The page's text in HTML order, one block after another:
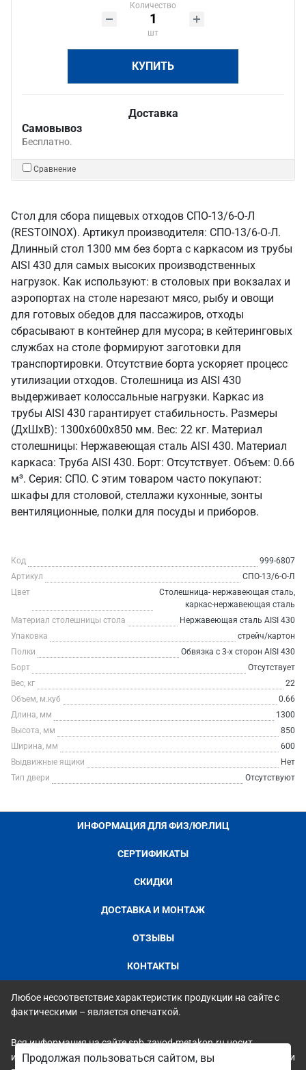
Количество
шт
КУПИТЬ
Доставка
Самовывоз
Бесплатно.
Сравнение
Стол для сбора пищевых отходов СПО-13/6-О-Л
(RESTOINOX). Артикул производителя: СПО-13/6-О-Л.
Длинный стол 1300 мм без борта с каркасом из трубы
AISI 430 для самых высоких производственных
нагрузок. Как используют: в столовых при вокзалах и
аэропортах на столе нарезают мясо, рыбу и овощи
для готовых обедов для пассажиров, отходы
сбрасывают в контейнер для мусора; в кейтеринговых
службах на столе формируют заготовки для
транспортировки. Отсутствие борта ускоряет процесс
утилизации отходов. Столешница из AISI 430
выдерживает колоссальные нагрузки. Каркас из
трубы AISI 430 гарантирует стабильность. Размеры
(ДхШхВ): 1300x600x850 мм. Вес: 22 кг. Материал
столешницы: Нержавеющая сталь AISI 430. Материал
каркаса: Труба AISI 430. Борт: Отсутствует. Объем: 0.66
м³. Серия: СПО. С этим товаром часто покупают:
шкафы для столовой, стеллажи кухонные, зонты
вентиляционные, полки для посуды и приборов.
Код
999-6807
Артикул
СПО-13/6-О-Л
Цвет
Столешница- нержавеющая сталь,
каркас-нержавеющая сталь
Материал столешницы стола
Нержавеющая сталь AISI 430
Упаковка
стрейч/картон
Полки
Обвязка с 3-х сторон AISI 430
Борт
Отсутствует
Вес, кг
22
Объем, м.куб
0.66
Длина, мм
1300
Высота, мм
850
Ширина, мм
600
Выдвижные ящики
Нет
Тип двери
Отсутствуют
ИНФОРМАЦИЯ ДЛЯ ФИЗ/ЮР.ЛИЦ
СЕРТИФИКАТЫ
СКИДКИ
ДОСТАВКА И МОНТАЖ
ОТЗЫВЫ
КОНТАКТЫ
Любое несоответствие характеристик продукции на сайте с
фактическими – является опечаткой.
Вся информация на сайте spb.zavod-metakon.ru носит
исключительно ознакомительный и справочный характер и ни
Продолжая пользоваться сайтом, вы